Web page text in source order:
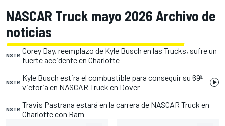
NASCAR Truck mayo 2026 Archivo de
noticias
NSTR Corey Day, reemplazo de Kyle Busch en las Trucks, sufre un
fuerte accidente en Charlotte
NSTR Kyle Busch estira el combustible para conseguir su 69ª
victoria en NASCAR Truck en Dover
NSTR Travis Pastrana estará en la carrera de NASCAR Truck en
Charlotte con Ram